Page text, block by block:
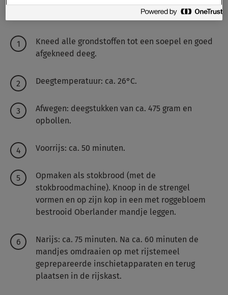
Recept werkwijze
Kneed alle grondstoffen tot een soepel en goed
afgekneed deeg.
Deegtemperatuur: ca. 26°C.
Afwegen: deegstukken van ca. 475 gram en
opbollen.
Voorrijs: ca. 50 minuten.
Opmaken als stokbrood (met de
stokbroodmachine). Knoop in de strengel
vormen en op zijn kop in een met roggebloem
bestrooid Oberlander mandje leggen.
Narijs: ca. 75 minuten. Na ca. 60 minuten de
mandjes omdraaien op met rijstemeel
geprepareerde inschietapparaten en terug
plaatsen in de rijskast.